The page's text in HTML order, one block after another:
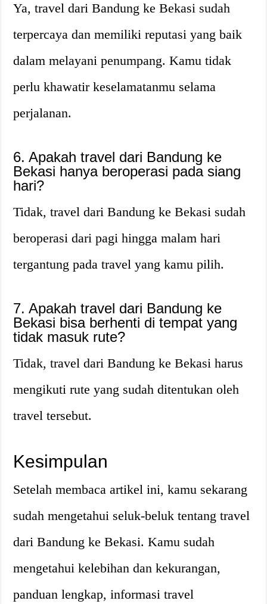
Ya, travel dari Bandung ke Bekasi sudah
terpercaya dan memiliki reputasi yang baik
dalam melayani penumpang. Kamu tidak
perlu khawatir keselamatanmu selama
perjalanan.
6. Apakah travel dari Bandung ke
Bekasi hanya beroperasi pada siang
hari?
Tidak, travel dari Bandung ke Bekasi sudah
beroperasi dari pagi hingga malam hari
tergantung pada travel yang kamu pilih.
7. Apakah travel dari Bandung ke
Bekasi bisa berhenti di tempat yang
tidak masuk rute?
Tidak, travel dari Bandung ke Bekasi harus
mengikuti rute yang sudah ditentukan oleh
travel tersebut.
Kesimpulan
Setelah membaca artikel ini, kamu sekarang
sudah mengetahui seluk-beluk tentang travel
dari Bandung ke Bekasi. Kamu sudah
mengetahui kelebihan dan kekurangan,
panduan lengkap, informasi travel